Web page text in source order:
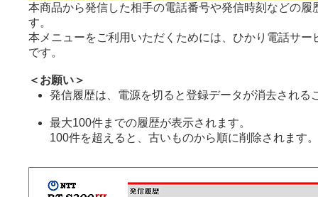
本商品から発信した相手の電話番号や発信時刻などの履
す。
本メニューをご利用いただくためには、ひかり電話サー
です。
＜お願い＞
発信履歴は、電源を切ると登録データが消去される
最大100件までの履歴が表示されます。
100件を超えると、古いものから順に削除されます。